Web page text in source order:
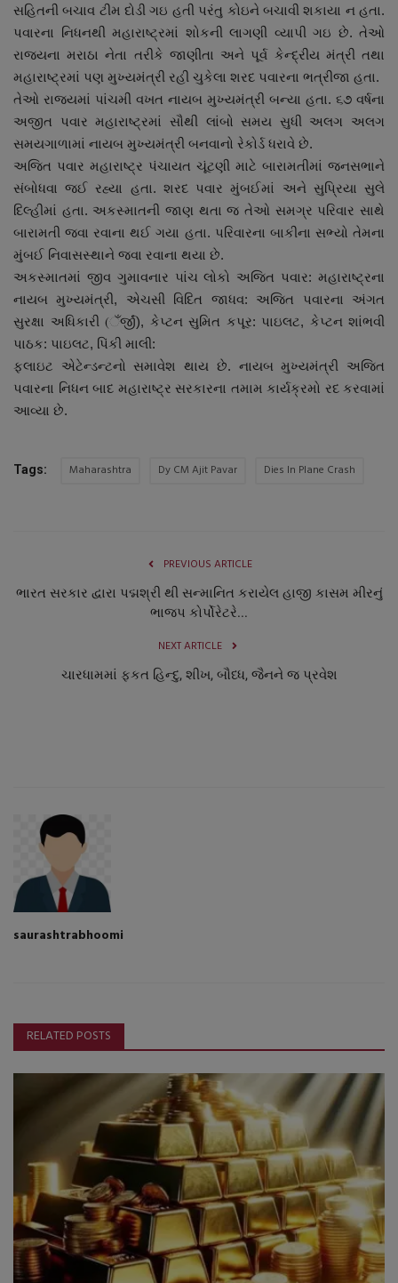
સહિતની બચાવ ટીમ દોડી ગઇ હતી પરંતુ કોઇને બચાવી શકાયા ન હતા.
પવારના નિધનથી મહારાષ્ટ્રમાં શોકની લાગણી વ્યાપી ગઇ છે. તેઓ
રાજયના મરાઠા નેતા તરીકે જાણીતા અને પૂર્વ કેન્દ્રીય મંત્રી તથા
મહારાષ્ટ્રમાં પણ મુખ્યમંત્રી રહી ચુકેલા શરદ પવારના ભત્રીજા હતા.
તેઓ રાજયમાં પાંચમી વખત નાયબ મુખ્યમંત્રી બન્યા હતા. ૬૭ વર્ષના
અજીત પવાર મહારાષ્ટ્રમાં સૌથી લાંબો સમય સુધી અલગ અલગ
સમયગાળામાં નાયબ મુખ્યમંત્રી બનવાનો રેકોર્ડ ધરાવે છે.
અજિત પવાર મહારાષ્ટ્ર પંચાયત ચૂંટણી માટે બારામતીમાં જનસભાને
સંબોધવા જઈ રહ્યા હતા. શરદ પવાર મુંબઈમાં અને સુપ્રિયા સુલે
દિલ્હીમાં હતા. અકસ્માતની જાણ થતા જ તેઓ સમગ્ર પરિવાર સાથે
બારામતી જવા રવાના થઈ ગયા હતા. પરિવારના બાકીના સભ્યો તેમના
મુંબઈ નિવાસસ્થાને જવા રવાના થયા છે.
અકસ્માતમાં જીવ ગુમાવનાર ૫ાંચ લોકો અજિત પવાર: મહારાષ્ટ્રના
નાયબ મુખ્યમંત્રી, એચસી વિદિત જાધવ: અજિત પવારના અંગત
સુરક્ષા અધિકારી (ઁર્જીં), કેપ્ટન સુમિત કપૂર: પાઇલટ, કેપ્ટન શાંભવી
પાઠક: પાઇલટ, પિંકી માલી:
ફ્લાઇટ એટેન્ડન્ટનો સમાવેશ થાય છે. નાયબ મુખ્યમંત્રી અજિત
પવારના નિધન બાદ મહારાષ્ટ્ર સરકારના તમામ કાર્યક્રમો રદ કરવામાં
આવ્યા છે.
Tags: Maharashtra Dy CM Ajit Pavar Dies In Plane Crash
PREVIOUS ARTICLE
ભારત સરકાર દ્વારા પદ્મશ્રી થી સન્માનિત કરાયેલ હાજી કાસમ મીરનું
ભાજપ કોર્પોરેટરે...
NEXT ARTICLE
ચારધામમાં ફકત હિન્દુ, શીખ, બૌધ્ધ, જૈનને જ પ્રવેશ
saurashtrabhoomi
RELATED POSTS